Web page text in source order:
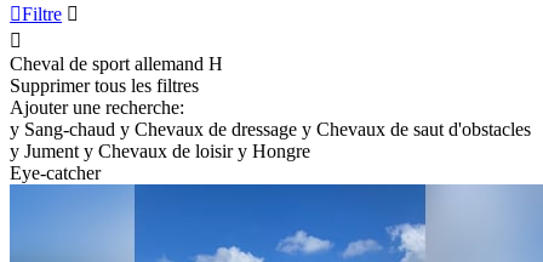
Filtre 

Cheval de sport allemand H
Supprimer tous les filtres
Ajouter une recherche:
y Sang-chaud y Chevaux de dressage y Chevaux de saut d'obstacles
y Jument y Chevaux de loisir y Hongre
Eye-catcher